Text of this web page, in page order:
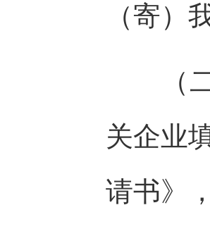
（寄）
（二
关企业
请书》